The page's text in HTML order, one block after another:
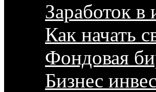
Заработок в
Как начать
Фондовая
Бизнес